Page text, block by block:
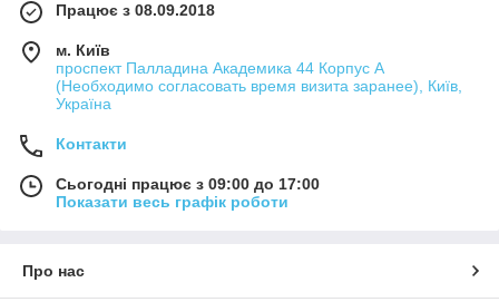
Працює з 08.09.2018
м. Київ
проспект Палладина Академика 44 Корпус А
(Необходимо согласовать время визита заранее), Київ,
Україна
Контакти
Сьогодні працює з 09:00 до 17:00
Показати весь графік роботи
Про нас